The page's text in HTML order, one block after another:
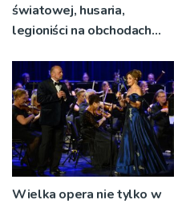
światowej, husaria,
legioniści na obchodach
Warszawskiej w Woli
Rzędzińskiej
Wielka opera nie tylko w